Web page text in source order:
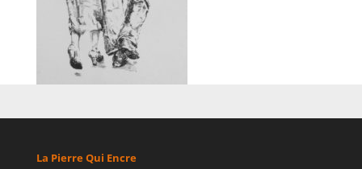
La Pierre Qui Encre